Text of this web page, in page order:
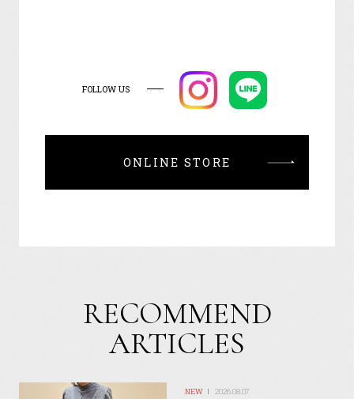
FOLLOW US
ONLINE STORE
RECOMMEND
ARTICLES
2026.08.07